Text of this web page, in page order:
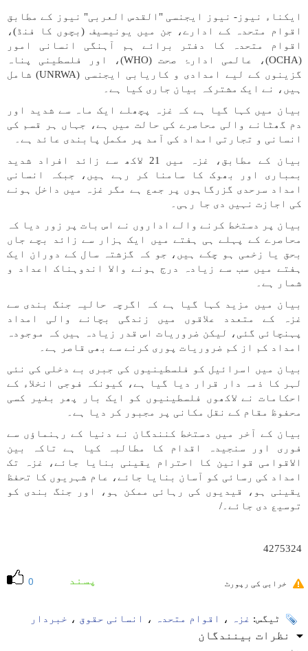
ایکناء نیوز- نیوز ایجنسی "القدس العربی" نیوز کے مطابق
اقوام متحدہ کے ادارے، جن میں یونیسیف (بچوں کا فنڈ)،
اقوام متحدہ کا دفتر برائے ہم آہنگی انسانی امور
(OCHA)، عالمی ادارۂ صحت (WHO)، اور فلسطینی پناہ
گزینوں کے لیے امدادی و کاریابی ایجنسی (UNRWA) شامل
ہیں، نے ایک مشترکہ بیان جاری کیا ہے۔
بیان میں کہا گیا ہے کہ غزہ پچھلے ایک ماہ سے شدید اور
دم گھٹانے والی محاصرے کی حالت میں ہے، جہاں ہر قسم کی
انسانی و تجارتی امداد کی آمد پر مکمل پابندی عائد ہے۔
بیان کے مطابق، غزہ میں 21 لاکھ سے زائد افراد شدید
بمباری اور بھوک کا سامنا کر رہے ہیں، جبکہ انسانی
امداد سرحدی گزرگاہوں پر جمع ہے مگر غزہ میں داخل ہونے
کی اجازت نہیں دی جا رہی۔
بیان پر دستخط کرنے والے اداروں نے اس بات پر زور دیا کہ
محاصرے کے پہلے ہی ہفتے میں ایک ہزار سے زائد بچے جاں
بحق یا زخمی ہو چکے ہیں، جو کہ گزشتہ سال کے دوران ایک
ہفتے میں سب سے زیادہ درج ہونے والا اندوہناک اعداد و
شمار ہے۔
بیان میں مزید کہا گیا ہے کہ اگرچہ حالیہ جنگ بندی سے
غزہ کے متعدد علاقوں میں زندگی بچانے والی امداد
پہنچائی گئی، لیکن ضروریات اس قدر زیادہ ہیں کہ موجودہ
امداد کم از کم ضروریات پوری کرنے سے بھی قاصر ہے۔
بیان میں اسرائیل کو فلسطینیوں کی جبری بے دخلی کی نئی
لہر کا ذمہ دار قرار دیا گیا ہے، کیونکہ فوجی انخلاء کے
احکامات نے لاکھوں فلسطینیوں کو ایک بار پھر بغیر کسی
محفوظ مقام کے نقل مکانی پر مجبور کر دیا ہے۔
بیان کے آخر میں دستخط کنندگان نے دنیا کے رہنماؤں سے
فوری اور سنجیدہ اقدام کا مطالبہ کیا ہے تاکہ بین
الاقوامی قوانین کا احترام یقینی بنایا جائے، غزہ تک
امداد کی رسائی کو آسان بنایا جائے، عام شہریوں کا تحفظ
یقینی ہو، قیدیوں کی رہائی ممکن ہو، اور جنگ بندی کو
توسیع دی جائے۔/
4275324
0 پسند خرابی کی رپورٹ
ٹیگس: غزہ ، اقوام متحدہ ، انسانی حقوق ، خبردار
نظرات بینندگان